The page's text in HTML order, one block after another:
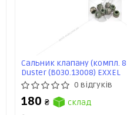
Сальник клапану (компл.
Duster (B030.13008) EXXEL
0 відгуків
180₴
склад